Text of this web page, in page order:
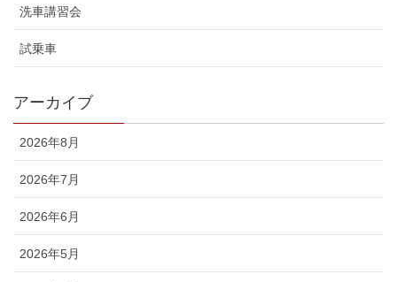
洗車講習会
試乗車
アーカイブ
2026年8月
2026年7月
2026年6月
2026年5月